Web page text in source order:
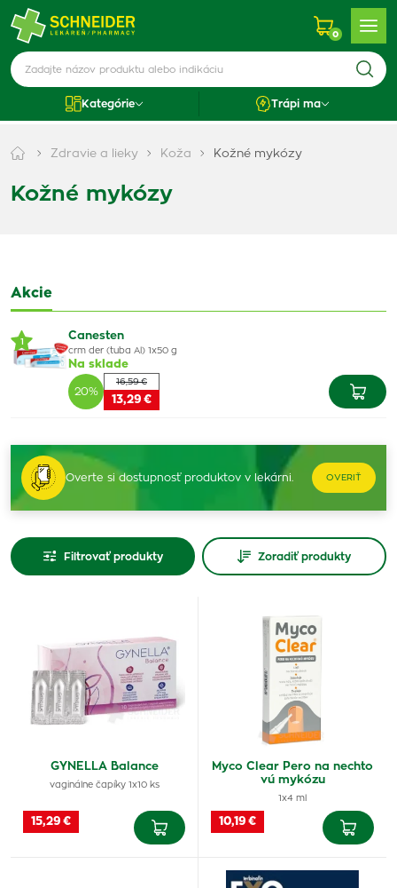
0
Kategórie Trápi ma
Zdravie a lieky Koža Kožné mykózy
Kožné mykózy
Akcie
1 Canesten
crm der (tuba Al) 1x50 g
Na sklade
20%
16,59 €
13,29 €
Overte si dostupnosť produktov v lekárni. OVERIŤ
Filtrovať produkty Zoradiť produkty
GYNELLA Balance
vaginálne čapíky 1x10 ks
15,29 €
Myco Clear Pero na nechto
vú mykózu
1x4 ml
10,19 €